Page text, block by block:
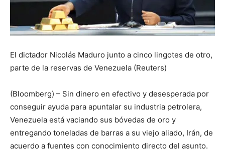
El dictador Nicolás Maduro junto a cinco lingotes de otro,
parte de la reservas de Venezuela (Reuters)
(Bloomberg) – Sin dinero en efectivo y desesperada por
conseguir ayuda para apuntalar su industria petrolera,
Venezuela está vaciando sus bóvedas de oro y
entregando toneladas de barras a su viejo aliado, Irán, de
acuerdo a fuentes con conocimiento directo del asunto.